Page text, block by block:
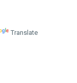
Translate